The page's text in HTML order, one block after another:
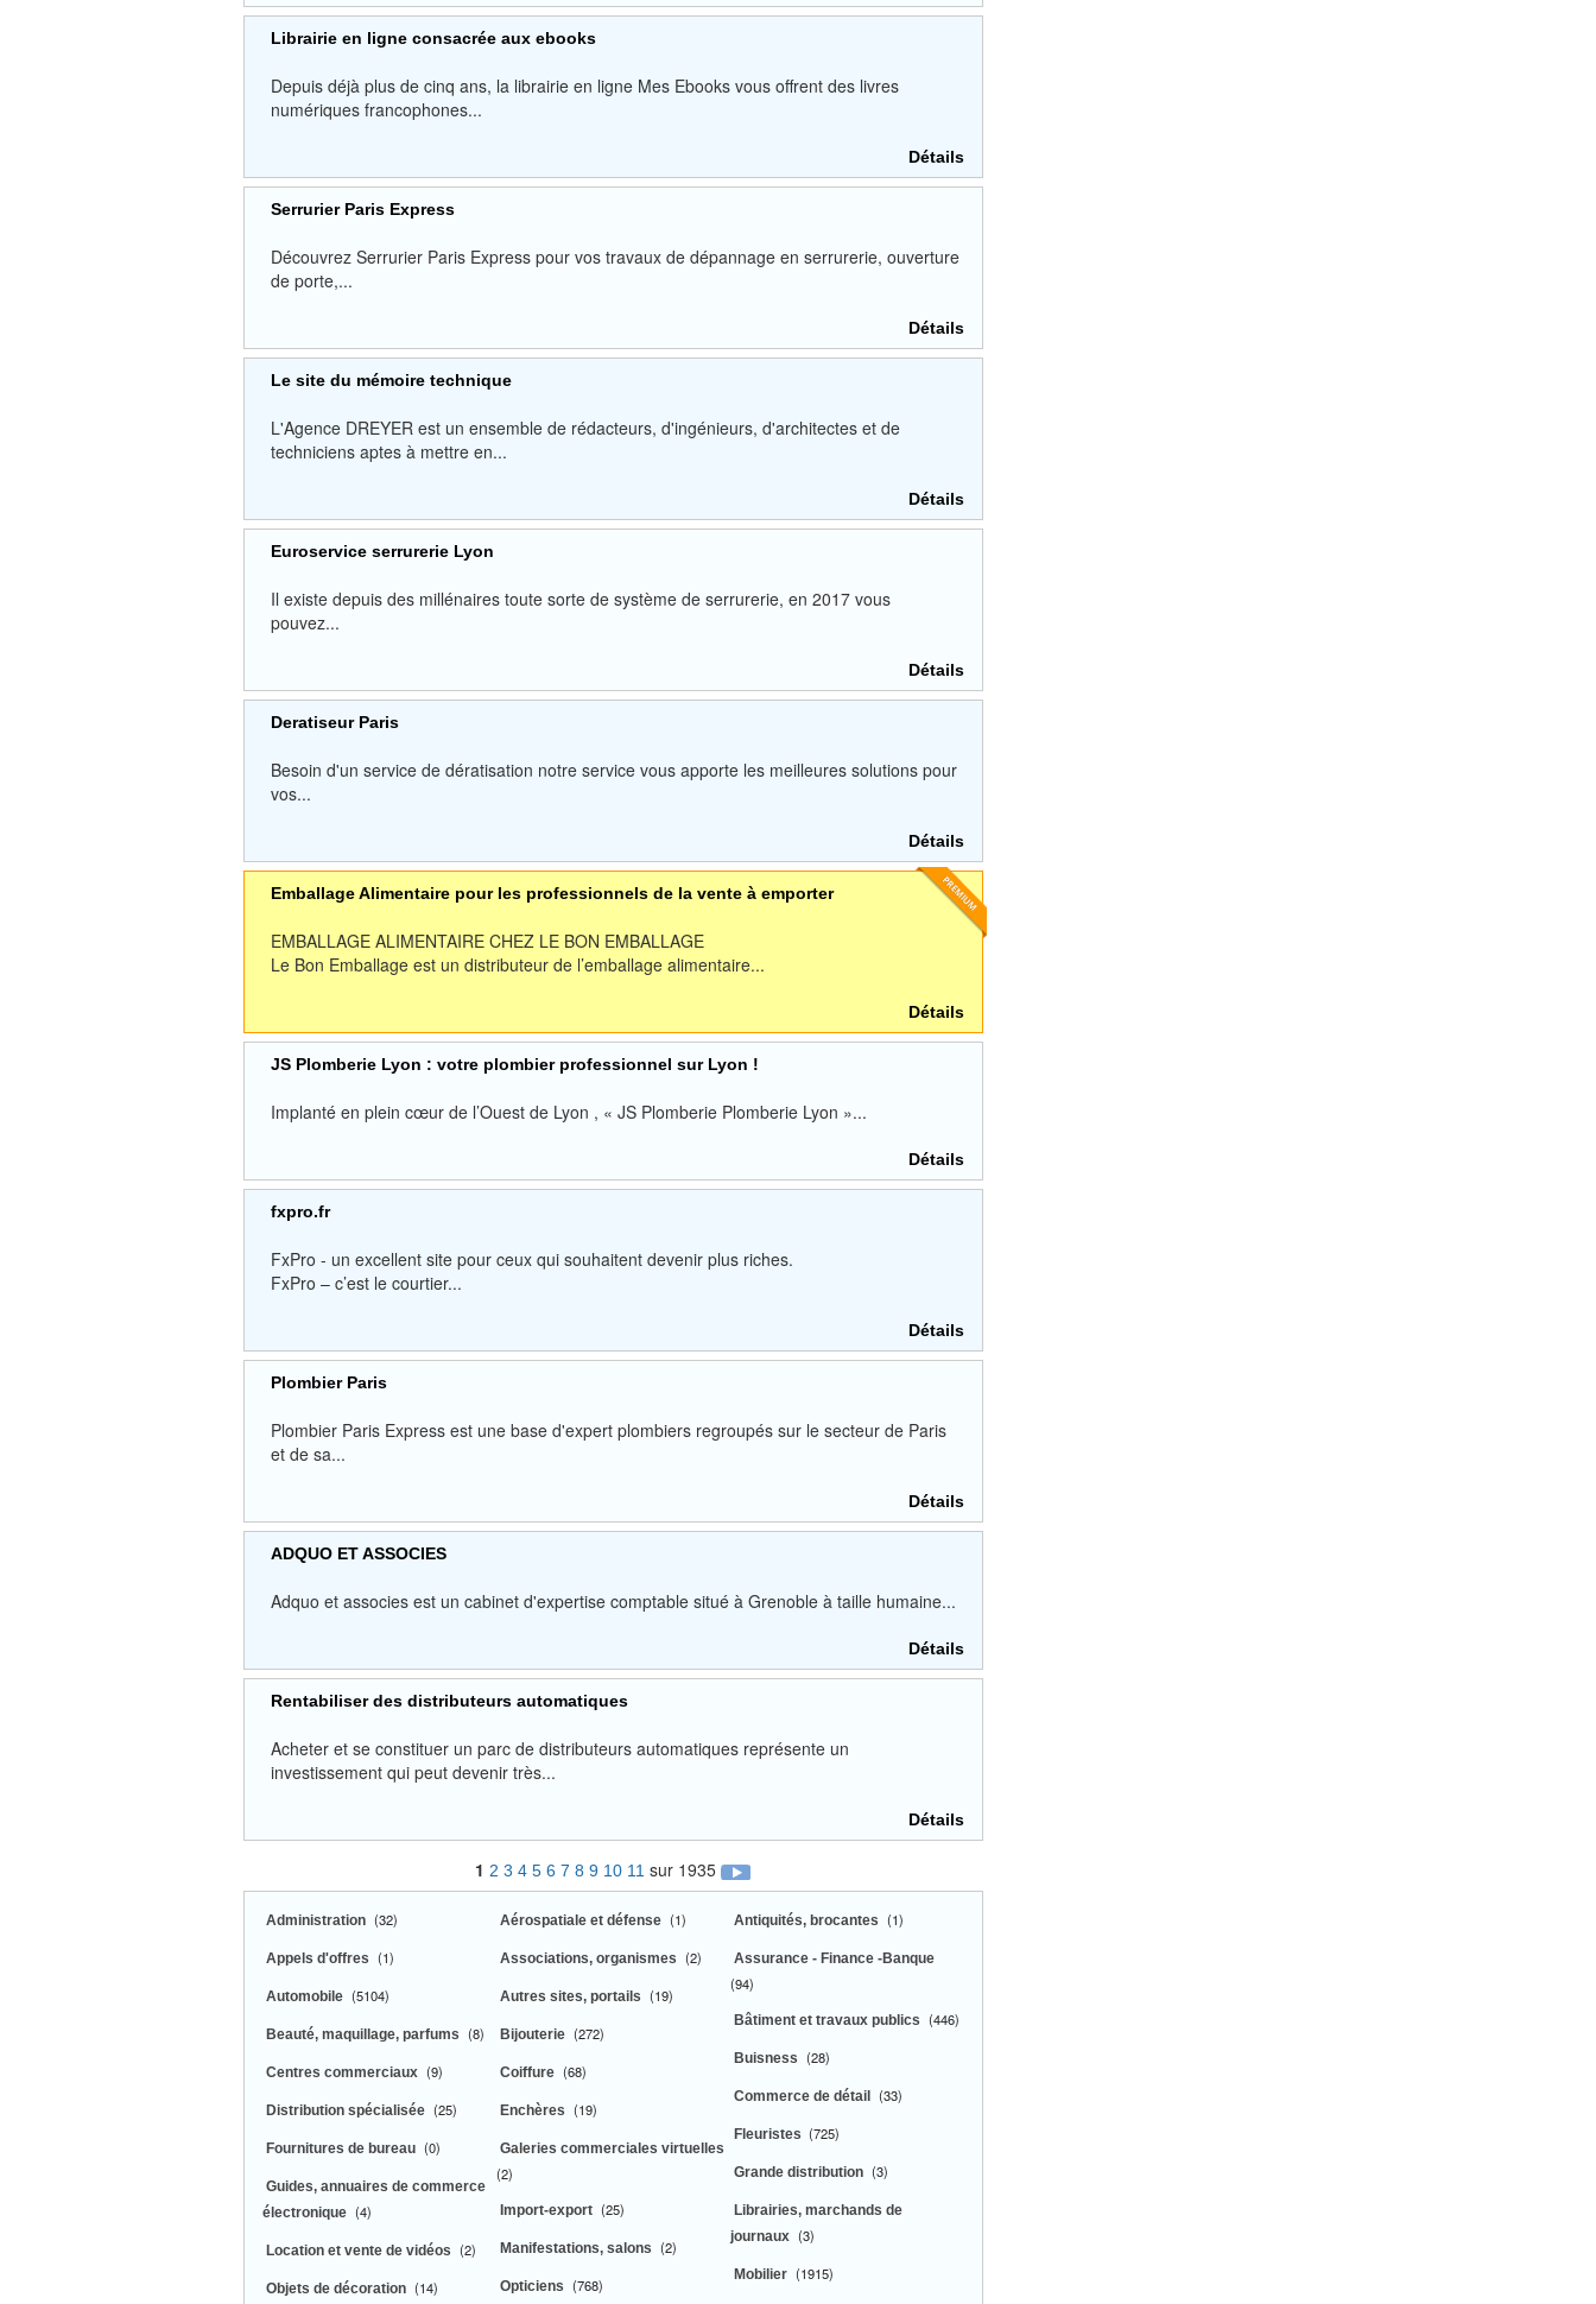
Librairie en ligne consacrée aux ebooks
Depuis déjà plus de cinq ans, la librairie en ligne Mes Ebooks vous offrent des livres
numériques francophones...
Détails
Serrurier Paris Express
Découvrez Serrurier Paris Express pour vos travaux de dépannage en serrurerie, ouverture
de porte,...
Détails
Le site du mémoire technique
L'Agence DREYER est un ensemble de rédacteurs, d'ingénieurs, d'architectes et de
techniciens aptes à mettre en...
Détails
Euroservice serrurerie Lyon
Il existe depuis des millénaires toute sorte de système de serrurerie, en 2017 vous
pouvez...
Détails
Deratiseur Paris
Besoin d'un service de dératisation notre service vous apporte les meilleures solutions pour
vos...
Détails
Emballage Alimentaire pour les professionnels de la vente à emporter
EMBALLAGE ALIMENTAIRE CHEZ LE BON EMBALLAGE
Le Bon Emballage est un distributeur de l’emballage alimentaire...
Détails
JS Plomberie Lyon : votre plombier professionnel sur Lyon !
Implanté en plein cœur de l’Ouest de Lyon , « JS Plomberie Plomberie Lyon »...
Détails
fxpro.fr
FxPro - un excellent site pour ceux qui souhaitent devenir plus riches.
FxPro – c’est le courtier...
Détails
Plombier Paris
Plombier Paris Express est une base d'expert plombiers regroupés sur le secteur de Paris
et de sa...
Détails
ADQUO ET ASSOCIES
Adquo et associes est un cabinet d'expertise comptable situé à Grenoble à taille humaine...
Détails
Rentabiliser des distributeurs automatiques
Acheter et se constituer un parc de distributeurs automatiques représente un
investissement qui peut devenir très...
Détails
1 2 3 4 5 6 7 8 9 10 11 sur 1935
Administration (32)
Appels d'offres (1)
Automobile (5104)
Beauté, maquillage, parfums (8)
Centres commerciaux (9)
Distribution spécialisée (25)
Fournitures de bureau (0)
Guides, annuaires de commerce
électronique (4)
Location et vente de vidéos (2)
Objets de décoration (14)
Aérospatiale et défense (1)
Associations, organismes (2)
Autres sites, portails (19)
Bijouterie (272)
Coiffure (68)
Enchères (19)
Galeries commerciales virtuelles
(2)
Import-export (25)
Manifestations, salons (2)
Opticiens (768)
Antiquités, brocantes (1)
Assurance - Finance -Banque
(94)
Bâtiment et travaux publics (446)
Buisness (28)
Commerce de détail (33)
Fleuristes (725)
Grande distribution (3)
Librairies, marchands de
journaux (3)
Mobilier (1915)